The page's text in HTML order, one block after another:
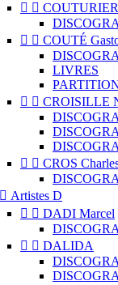
 
  COUTÉ
LIVRES
  CROISILLE
  CROS
 Artistes D
  DADI Marcel
  DALIDA